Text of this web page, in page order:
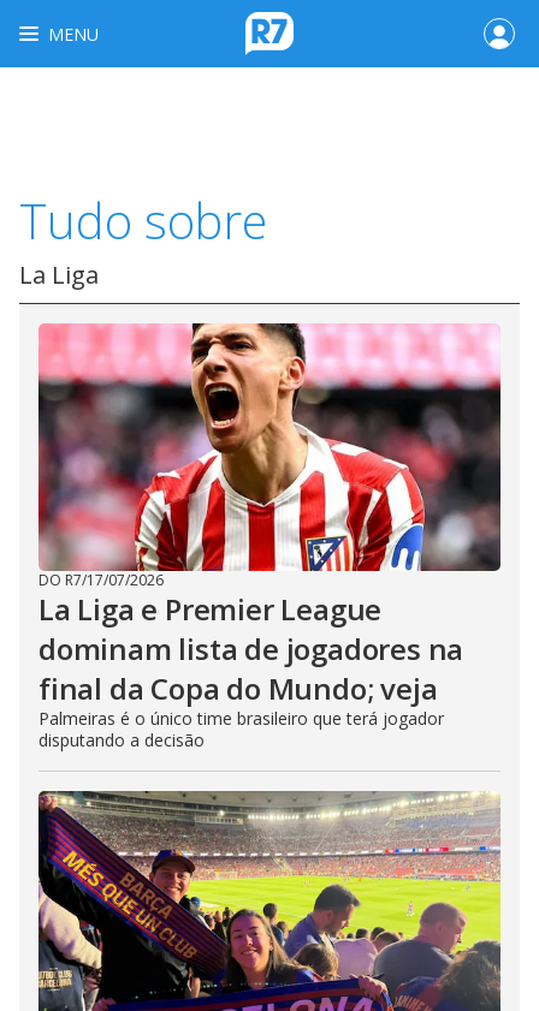
MENU
Tudo sobre
La Liga
DO R7/17/07/2026
La Liga e Premier League
dominam lista de jogadores na
final da Copa do Mundo; veja
Palmeiras é o único time brasileiro que terá jogador
disputando a decisão